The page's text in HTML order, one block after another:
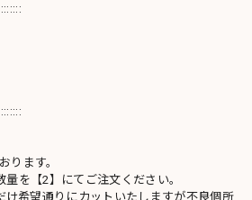
ります。
を【2】にてご注文ください。
け希望通りにカットいたしますが不良個所